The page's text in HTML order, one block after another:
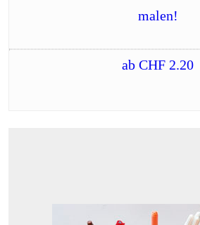
malen!
ab CHF 2.20